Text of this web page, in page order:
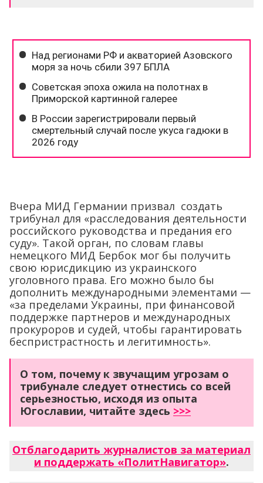
Вчера МИД Германии призвал создать
трибунал для «расследования деятельности
российского руководства и предания его
суду». Такой орган, по словам главы
немецкого МИД Бербок мог бы получить
свою юрисдикцию из украинского
уголовного права. Его можно было бы
дополнить международными элементами —
«за пределами Украины, при финансовой
поддержке партнеров и международных
прокуроров и судей, чтобы гарантировать
беспристрастность и легитимность».
О том, почему к звучащим угрозам о
трибунале следует отнестись со всей
серьезностью, исходя из опыта
Югославии, читайте здесь >>>
Отблагодарить журналистов за материал
и поддержать «ПолитНавигатор».